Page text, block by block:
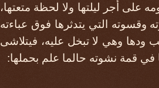
على أجر ليلتها ولا لحظة متعتها،
التي يتدثرها فوق عباءته
ودها وهي لا تبخل عليه، فيتلاشى
قمة نشوته حالما علم بحملها: